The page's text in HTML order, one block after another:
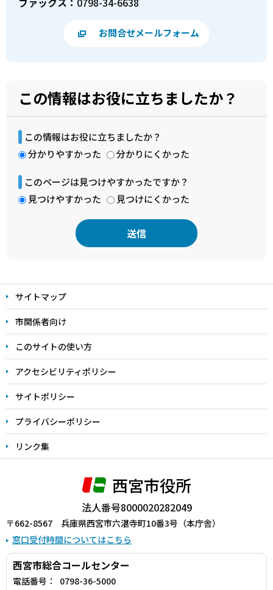
お問合せメールフォーム
この情報はお役に立ちましたか？
この情報はお役に立ちましたか？
分かりやすかった
分かりにくかった
このページは見つけやすかったですか？
見つけやすかった
見つけにくかった
文
こ
こ
ま
で
サイトマップ
市関係者向け
このサイトの使い方
アクセシビリティポリシー
サイトポリシー
プライバシーポリシー
リンク集
西宮市役所
法人番号8000020282049
〒662-8567 兵庫県西宮市六湛寺町10番3号（本庁舎）
窓口受付時間についてはこちら
西宮市総合コールセンター
電話番号：
0798-36-5000